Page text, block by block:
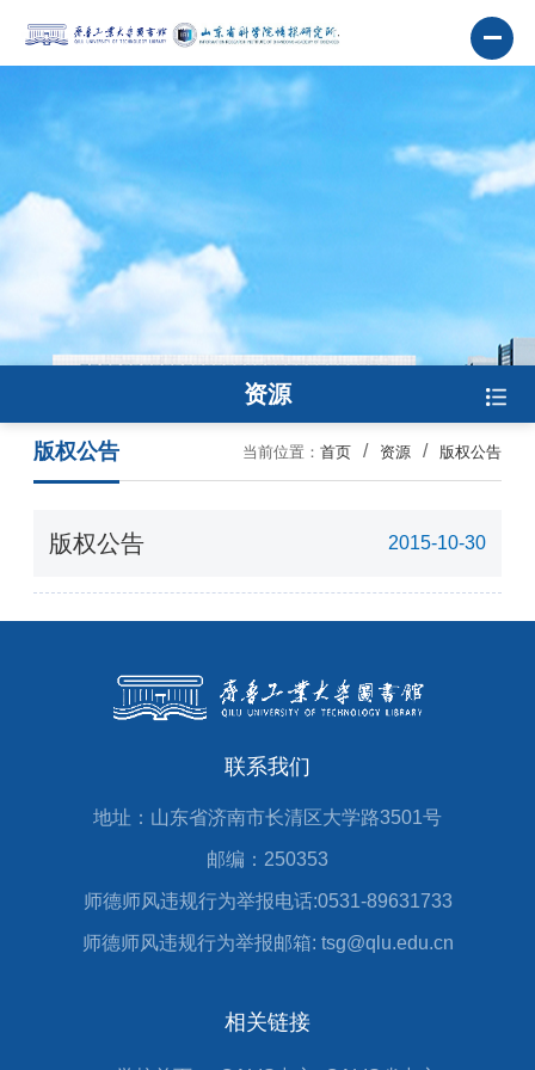
资源
当前位置：首页 资源 版权公告
版权公告
2015-10-30
版权公告
联系我们
地址：山东省济南市长清区大学路3501号
邮编：250353
师德师风违规行为举报电话:0531-89631733
师德师风违规行为举报邮箱: tsg@qlu.edu.cn
相关链接